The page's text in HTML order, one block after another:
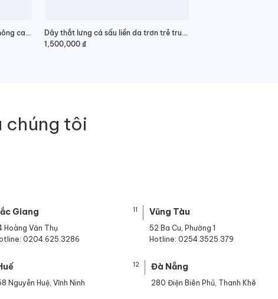
Dây lưng nam da cá sấu nối da hông cao cấp
Dây thắt lưng cá sấu liền da trơn trẻ trung
1,500,000 ₫
chúng tôi
Giang
Hoàng Văn Thụ
0204.625.3286
Nguyễn Huệ, Vĩnh Ninh
11 Vũng Tàu
52 Ba Cu, Phường 1
Hotline: 0254.3525.379
12 Đà Nẵng
280 Điện Biên Phủ, Thanh Khê